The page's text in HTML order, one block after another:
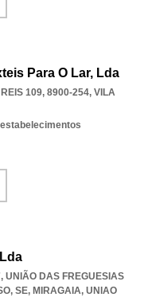
Para O Lar, Lda
109, 8900-254, VILA
UNIÃO DAS FREGUESIAS
SE, MIRAGAIA, UNIAO